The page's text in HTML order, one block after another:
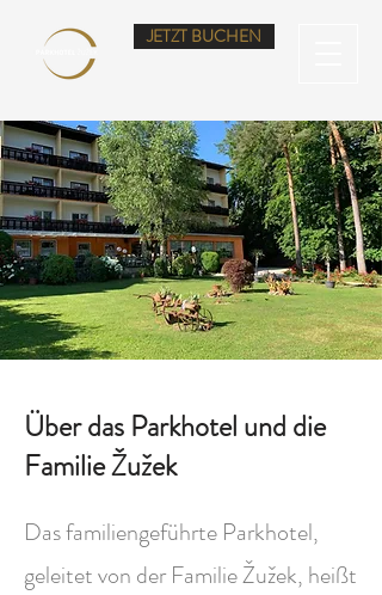
JETZT BUCHEN
Über das Parkhotel und die
Familie Žužek
Das familiengeführte Parkhotel,
geleitet von der Familie Žužek, heißt